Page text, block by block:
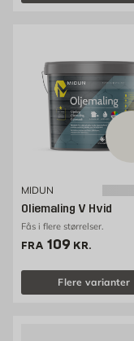
MIDUN
Oliemaling V Hvid
Fås i flere størrelser.
FRA Pris 109 kr. /
109 KR.
Flere varianter